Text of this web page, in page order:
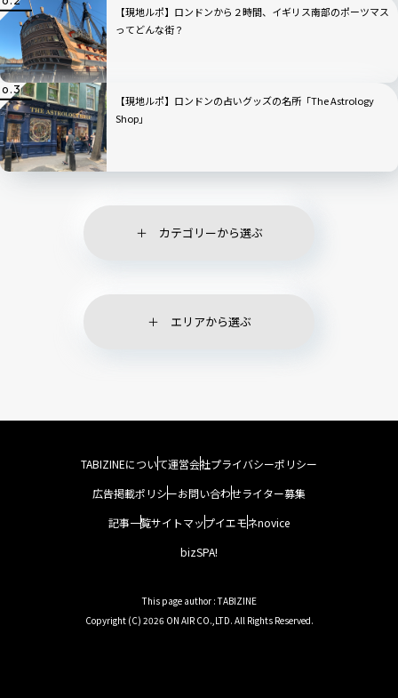
【現地ルポ】ロンドンから２時間、イギリス南部のポーツマス
ってどんな街？
【現地ルポ】ロンドンの占いグッズの名所「The Astrology
Shop」
カテゴリーから選ぶ
エリアから選ぶ
TABIZINEについて運営会社プライバシーポリシー
広告掲載ポリシーお問い合わせライター募集
記事一覧サイトマップイエモネnovice
bizSPA!
This page author : TABIZINE
Copyright (C) 2026 ON AIR CO.,LTD. All Rights Reserved.